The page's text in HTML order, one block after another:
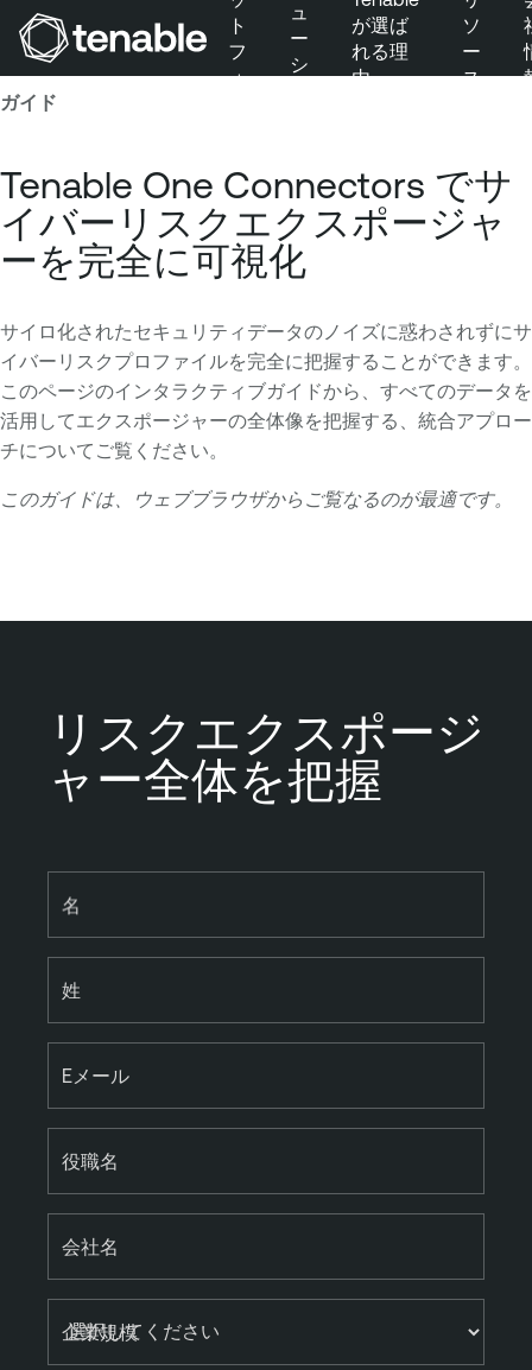
メインナビゲーションにスキップ
ト
フ
ォ
ュ
ー
シ
が選ば
れる理
由
ソ
ー
ス
ガイド
Tenable One Connectors でサ
イバーリスクエクスポージャ
ーを完全に可視化
サイロ化されたセキュリティデータのノイズに惑わされずにサ
イバーリスクプロファイルを完全に把握することができます。
このページのインタラクティブガイドから、すべてのデータを
活用してエクスポージャーの全体像を把握する、統合アプロー
チについてご覧ください。
このガイドは、ウェブブラウザからご覧なるのが最適です。
リスクエクスポージ
ャー全体を把握
名
姓
Eメール
役職名
会社名
企業規模